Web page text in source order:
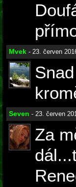
Mvek - 23. červen
Seven - 23. červen
Za